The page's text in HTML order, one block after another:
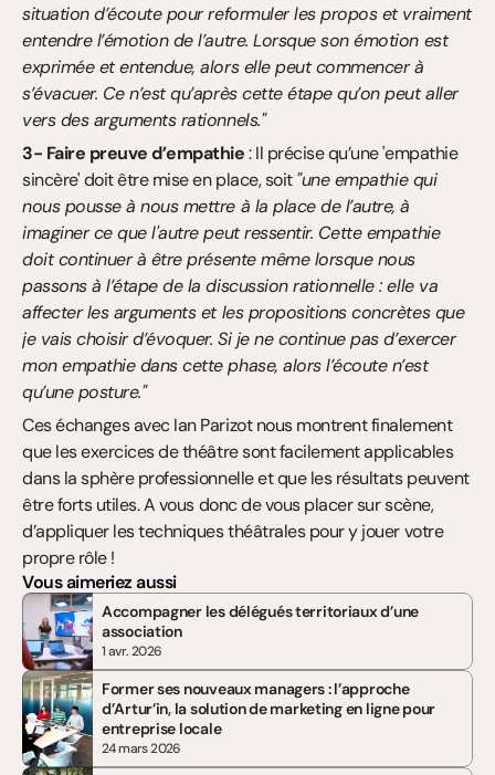
situation d’écoute pour reformuler les propos et vraiment
entendre l’émotion de l’autre. Lorsque son émotion est
exprimée et entendue, alors elle peut commencer à
s’évacuer. Ce n’est qu’après cette étape qu’on peut aller
vers des arguments rationnels."
3- Faire preuve d’empathie : Il précise qu’une 'empathie
sincère' doit être mise en place, soit "une empathie qui
nous pousse à nous mettre à la place de l’autre, à
imaginer ce que l'autre peut ressentir. Cette empathie
doit continuer à être présente même lorsque nous
passons à l’étape de la discussion rationnelle : elle va
affecter les arguments et les propositions concrètes que
je vais choisir d’évoquer. Si je ne continue pas d’exercer
mon empathie dans cette phase, alors l’écoute n’est
qu’une posture."
Ces échanges avec Ian Parizot nous montrent finalement
que les exercices de théâtre sont facilement applicables
dans la sphère professionnelle et que les résultats peuvent
être forts utiles. A vous donc de vous placer sur scène,
d’appliquer les techniques théâtrales pour y jouer votre
propre rôle !
Vous aimeriez aussi
Accompagner les délégués territoriaux d’une
association
1 avr. 2026
Former ses nouveaux managers : l’approche
d’Artur’in, la solution de marketing en ligne pour
entreprise locale
24 mars 2026